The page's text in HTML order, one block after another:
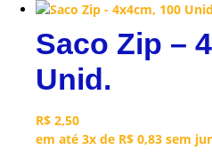
Saco Zip –
Unid.
R$ 2,50
em até 3x de R$ 0,83 sem